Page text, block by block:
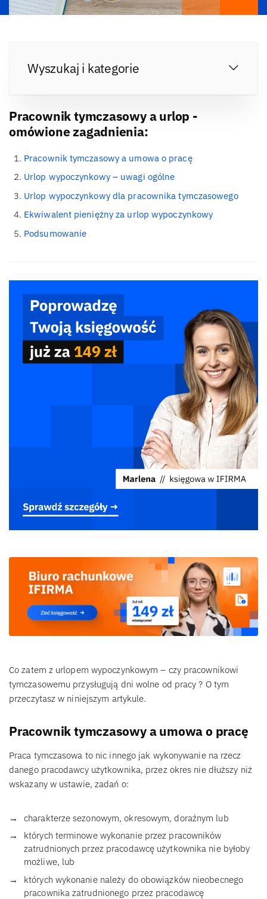
Wyszukaj i kategorie
Pracownik tymczasowy a urlop -
omówione zagadnienia:
Pracownik tymczasowy a umowa o pracę
Urlop wypoczynkowy – uwagi ogólne
Urlop wypoczynkowy dla pracownika tymczasowego
Ekwiwalent pieniężny za urlop wypoczynkowy
Podsumowanie
Co zatem z urlopem wypoczynkowym – czy pracownikowi
tymczasowemu przysługują dni wolne od pracy ? O tym
przeczytasz w niniejszym artykule.
Pracownik tymczasowy a umowa o pracę
Praca tymczasowa to nic innego jak wykonywanie na rzecz
danego pracodawcy użytkownika, przez okres nie dłuższy niż
wskazany w ustawie, zadań o:
charakterze sezonowym, okresowym, doraźnym lub
których terminowe wykonanie przez pracowników
zatrudnionych przez pracodawcę użytkownika nie byłoby
możliwe, lub
których wykonanie należy do obowiązków nieobecnego
pracownika zatrudnionego przez pracodawcę